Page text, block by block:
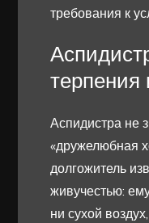
требования к
терпения
Аспидистра не
«дружелюбная
долгожитель
живучестью:
ни сухой